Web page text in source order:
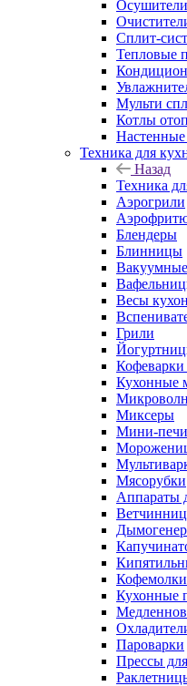
Осушители
Сплит-
Тепловые
Мульти
Котлы
Техника для
Назад
Техника
Аэрогрили
Блендеры
Блинницы
Весы
Грили
Кухонные
Миксеры
Мини-печи
Мясорубки
Аппараты
Кофемолки
Кухонные
Пароварки
Прессы